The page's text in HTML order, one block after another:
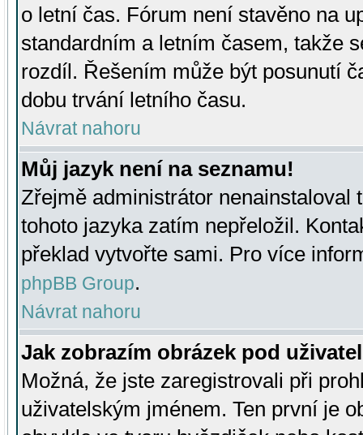
o letní čas. Fórum není stavěno na
standardním a letním časem, takže
rozdíl. Řešením může být posunutí
dobu trvání letního času.
Návrat nahoru
Můj jazyk není na seznamu!
Zřejmě administrátor nenainstaloval
tohoto jazyka zatím nepřeložil.
překlad vytvořte sami. Pro více
phpBB Group.
Návrat nahoru
Jak zobrazím obrázek pod
Možná, že jste zaregistrovali při
uživatelským jménem. Ten první je